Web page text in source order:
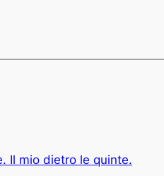
Il mio dietro le quinte.